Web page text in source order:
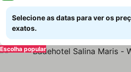
Selecione as datas para ver os
exatos.
Escolha popular